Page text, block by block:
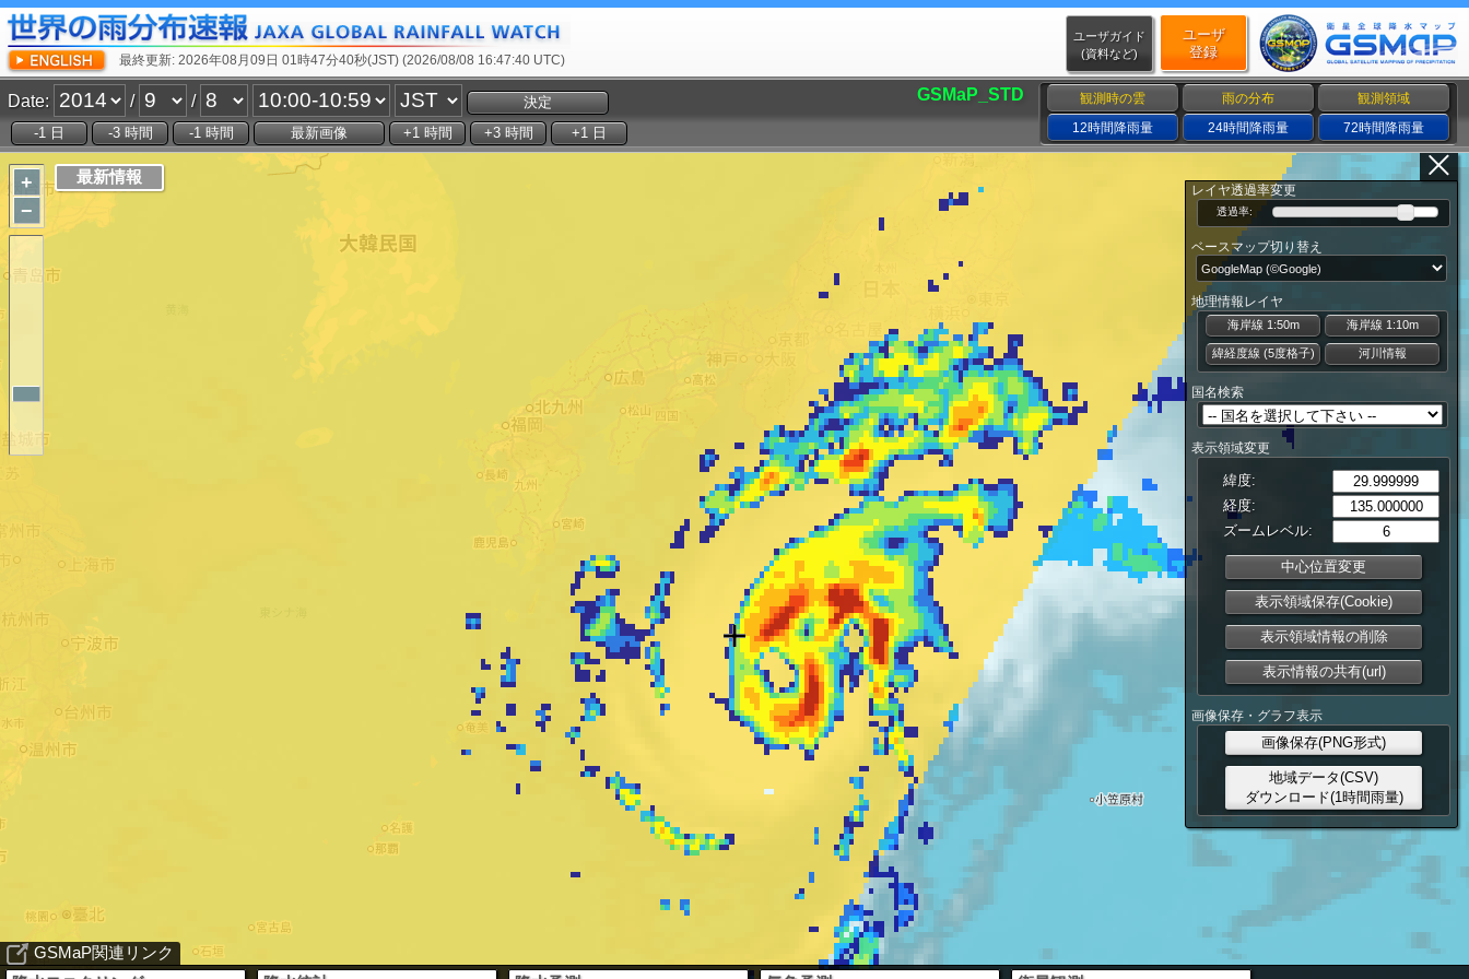
ユーザガイド
(資料など)
ユーザ
登録
最終更新: 2026年08月09日 01時47分40秒(JST) (2026/08/08 16:47:40 UTC)
Date: / / GSMaP_STD 観測時の雲 雨の分布
観測領域
12時間降雨量
24時間降雨量 72時間降雨量
レイヤ透過率変更
透過率:
ベースマップ切り替え
地理情報レイヤ
海岸線 1:50m 海岸線 1:10m
緯経度線 (5度格子) 河川情報
国名検索
表示領域変更
緯度:
経度:
ズームレベル:
中心位置変更
表示領域保存(Cookie)
表示領域情報の削除
表示情報の共有(url)
画像保存・グラフ表示
画像保存(PNG形式)
地域データ(CSV)
ダウンロード(1時間雨量)
+
−
GSMaP関連リンク